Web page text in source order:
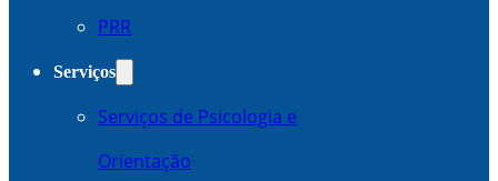
PRR
Serviços
Serviços de Psicologia e
Orientação